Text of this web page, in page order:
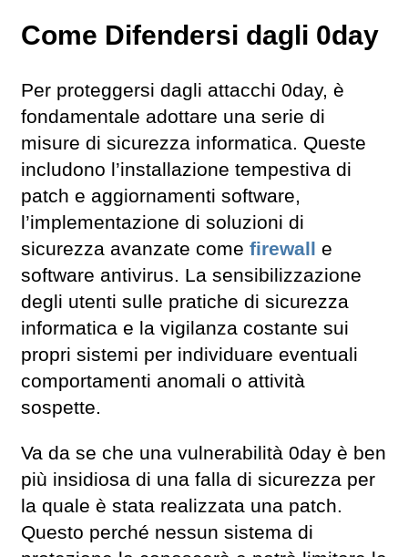
Come Difendersi dagli 0day
Per proteggersi dagli attacchi 0day, è
fondamentale adottare una serie di
misure di sicurezza informatica. Queste
includono l’installazione tempestiva di
patch e aggiornamenti software,
l’implementazione di soluzioni di
sicurezza avanzate come firewall e
software antivirus. La sensibilizzazione
degli utenti sulle pratiche di sicurezza
informatica e la vigilanza costante sui
propri sistemi per individuare eventuali
comportamenti anomali o attività
sospette.
Va da se che una vulnerabilità 0day è ben
più insidiosa di una falla di sicurezza per
la quale è stata realizzata una patch.
Questo perché nessun sistema di